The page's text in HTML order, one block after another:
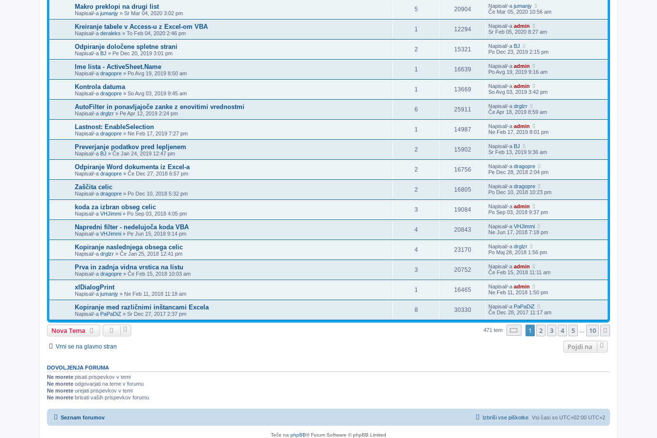
Makro preklopi na drugi list
Napisal/-a jumanjy » Sr Mar 04, 2020 3:02 pm
5 20904 Napisal/-a jumanjy
Če Mar 05, 2020 10:56 am
Kreiranje tabele v Access-u z Excel-om VBA
Napisal/-a deraleks » To Feb 04, 2020 2:46 pm
1 12294 Napisal/-a admin
Sr Feb 05, 2020 8:27 am
Odpiranje določene spletne strani
Napisal/-a BJ » Pe Dec 20, 2019 3:01 pm
2 15321 Napisal/-a BJ
Po Dec 23, 2019 2:15 pm
Ime lista - ActiveSheet.Name
Napisal/-a dragopre » Po Avg 19, 2019 8:50 am
1 16639 Napisal/-a admin
Po Avg 19, 2019 9:16 am
Kontrola datuma
Napisal/-a dragopre » So Avg 03, 2019 9:45 am
1 13669 Napisal/-a admin
So Avg 03, 2019 3:42 pm
AutoFilter in ponavljajoče zanke z enovitimi vrednostmi
Napisal/-a drglzr » Pe Apr 12, 2019 2:24 pm
6 25911 Napisal/-a drglzr
Če Apr 18, 2019 8:59 am
Lastnost: EnableSelection
Napisal/-a dragopre » Ne Feb 17, 2019 7:27 pm
1 14987 Napisal/-a admin
Ne Feb 17, 2019 8:01 pm
Preverjanje podatkov pred lepljenem
Napisal/-a BJ » Če Jan 24, 2019 12:47 pm
2 15902 Napisal/-a BJ
Sr Feb 13, 2019 9:36 am
Odpiranje Word dokumenta iz Excel-a
Napisal/-a dragopre » Če Dec 27, 2018 6:57 pm
2 16756 Napisal/-a dragopre
Pe Dec 28, 2018 2:04 pm
Zaščita celic
Napisal/-a dragopre » Po Dec 10, 2018 5:32 pm
2 16805 Napisal/-a dragopre
Po Dec 10, 2018 10:23 pm
koda za izbran obseg celic
Napisal/-a VHJimmi » Po Sep 03, 2018 4:05 pm
3 19084 Napisal/-a admin
Po Sep 03, 2018 9:37 pm
Napredni filter - nedelujoča koda VBA
Napisal/-a VHJimmi » Pe Jun 15, 2018 9:14 pm
4 20843 Napisal/-a VHJimmi
Ne Jun 17, 2018 7:18 pm
Kopiranje naslednjega obsega celic
Napisal/-a drglzr » Če Jan 25, 2018 12:41 pm
4 23170 Napisal/-a drglzr
Po Maj 28, 2018 1:56 pm
Prva in zadnja vidna vrstica na listu
Napisal/-a dragopre » Če Feb 15, 2018 10:03 am
3 20752 Napisal/-a admin
Če Feb 15, 2018 11:11 am
xlDialogPrint
Napisal/-a jumanjy » Ne Feb 11, 2018 11:18 am
1 16465 Napisal/-a admin
Ne Feb 11, 2018 1:50 pm
Kopiranje med različnimi inštancami Excela
Napisal/-a PaPaDiZ » Sr Dec 27, 2017 2:37 pm
8 30330 Napisal/-a PaPaDiZ
Če Dec 28, 2017 11:17 am
Nova Tema 471 tem Stran 1od10
1 2 3 4 5 10
Vrni se na glavno stran Pojdi na
DOVOLJENJA FORUMA
Ne morete pisati prispevkov v temi
Ne morete odgovarjati na teme v forumu
Ne morete urejati prispevkov v temi
Ne morete brisati vaših prispevkov forumu
Seznam forumov Vsi časi so UTC+02:00 UTC+2
Izbriši vse piškotke
Teče na phpBB® Forum Software © phpBB Limited